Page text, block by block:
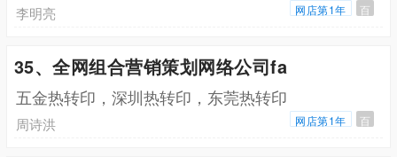
李明亮 网店第1年 百
35、全网组合营销策划网络公司fa
五金热转印，深圳热转印，东莞热转印
周诗洪 网店第1年 百